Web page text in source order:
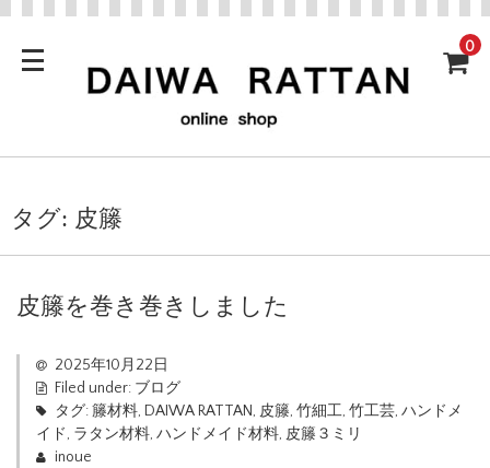
0
タグ: 皮籐
皮籐を巻き巻きしました
2025年10月22日
Filed under: ブログ
タグ:籐材料, DAIWA RATTAN, 皮籐, 竹細工, 竹工芸, ハンドメ
イド, ラタン材料, ハンドメイド材料, 皮籐３ミリ
inoue